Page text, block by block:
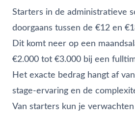
Starters in de administratieve
doorgaans tussen de €12 en
Dit komt neer op een
€2.000 tot €3.000 bij een
Het exacte bedrag hangt af
stage-ervaring en de
Van starters kun je